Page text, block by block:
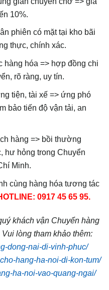
10%.
phiên có mặt tại kho bãi
thực, chính xác.
hàng hóa => hợp đồng chi
rõ ràng, uy tín.
tiện, tài xế => ứng phó
bảo tiến độ vận tải, an
hàng => bồi thường
hư hỏng trong Chuyển
Minh.
cùng hàng hóa tương tác
0917 45 65 95.
khách vận Chuyển hàng
Vui lòng tham khảo thêm:
dong-nai-di-vinh-phuc/
hang-ha-noi-di-kon-tum/
ha-noi-vao-quang-ngai/